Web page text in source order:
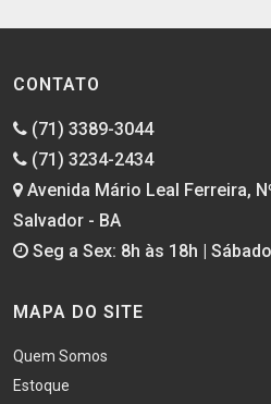
CONTATO
(71) 3389-3044
(71) 3234-2434
Avenida Mário Leal Ferreira,
Salvador - BA
Seg a Sex: 8h às 18h |
MAPA DO SITE
Quem Somos
Estoque